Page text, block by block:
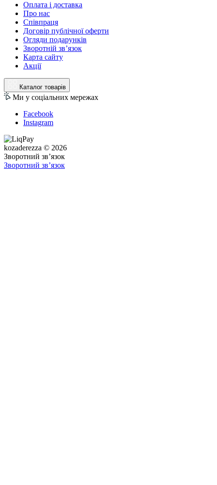
Оплата і доставка
Про нас
Співпраця
Договір публічної оферти
Огляди подарунків
Зворотній зв’язок
Карта сайту
Акції
Каталог товарів
Ми у соціальних мережах
Facebook
Instagram
kozaderezza © 2026
Зворотний зв’язок
Зворотний зв’язок